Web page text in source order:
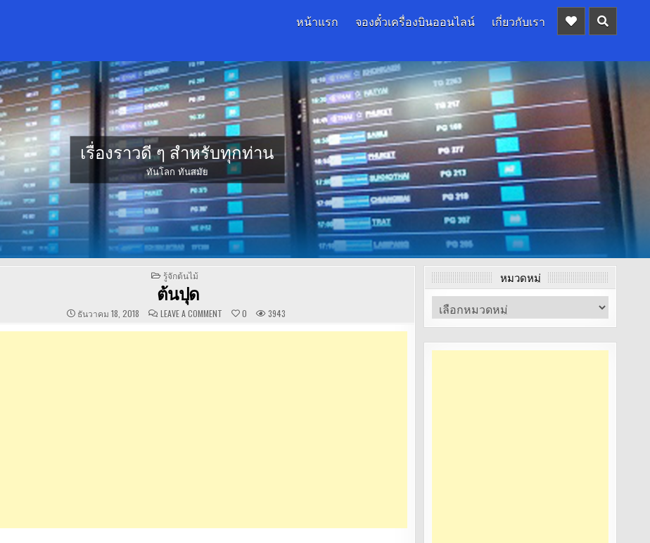
หน้าแรก จองตั๋วเครื่องบินออนไลน์ เกี่ยวกับเรา
เรื่องราวดี ๆ สำหรับทุกท่าน
ทันโลก ทันสมัย
POSTED
IN
รู้จักต้นไม้
ต้นปุด
ธันวาคม 18, 2018 LEAVE A COMMENTON
ปุด
0 3943
หมวดหมู่
หมวด
หมู่